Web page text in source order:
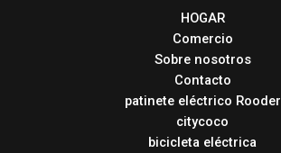
HOGAR
Comercio
Sobre nosotros
Contacto
patinete eléctrico Rooder
citycoco
bicicleta eléctrica